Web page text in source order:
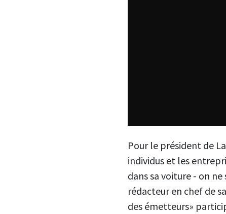
Pour le président de
individus et les
dans sa voiture - on
rédacteur en chef de
des émetteurs»